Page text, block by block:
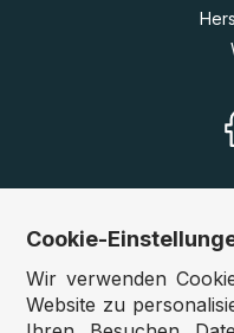
Cookie-
Wir verwenden
Website zu